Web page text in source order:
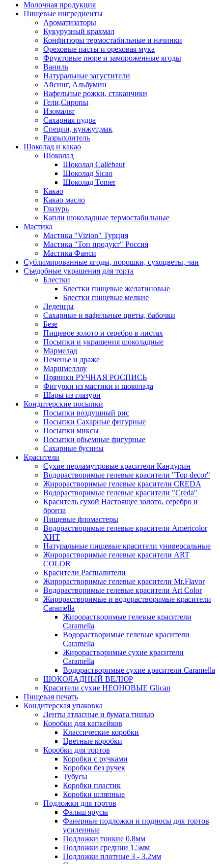
Молочная продукция
Пищевые ингредиенты
Ароматизаторы
Кукурузный крахмал
Конфитюры термостабильные и начинки
Ореховые пасты и ореховая мука
Фруктовые пюре и замороженные ягоды
Ваниль
Натуральные загустители
Айсинг, Альбумин
Вафельные рожки, стаканчики
Гели,Сиропы
Изомальт
Сахарная пудра
Специи, кунжут,мак
Разрыхлитель
Шоколад и какао
Шоколад
Шоколад Callebaut
Шоколад Sicao
Шоколад Tomer
Какао
Какао масло
Глазурь
Капли шоколадные термостабильные
Мастика
Мастика "Vizion" Турция
Мастика "Топ продукт" Россия
Мастика Фанси
Сублимированные ягоды, порошки, сухоцветы, чаи
Съедобные украшения для торта
Блестки
Блестки пищевые желатиновые
Блестки пищевые мелкие
Леденцы
Сахарные и вафельные цветы, бабочки
Безе
Пищевое золото и серебро в листах
Посыпки и украшения шоколадные
Мармелад
Печенье и драже
Маршмеллоу
Пряники РУЧНАЯ РОСПИСЬ
Фигурки из мастики и шоколада
Шары из глазури
Кондитерские посыпки
Посыпки воздушный рис
Посыпки Сахарные фигурные
Посыпки миксы
Посыпки обьемные фигурные
Сахарные бусины
Красители
Сухие перламутровые красители Кандурин
Водорастворимые гелевые красители "Top decor"
Жирорастворимые гелевые красители CREDA
Водорастворимые гелевые красители "Creda"
Краситель сухой Настоящее золото, серебро и
бронза
Пищевые фломастеры
Водорастворимые гелевые красители Americolor
ХИТ
Натуральные пищевые красители универсальные
Жирорастворимые гелевые красители ART
COLOR
Красители Распылители
Жирорастворимые гелевые красители Mr.Flavor
Водорастворимые гелевые красители Art Color
Жирорастворимые и водорастворимые красители
Caramella
Жирорастворимые гелевые красители
Caramella
Водорастворимые гелевые красители
Caramella
Жирорастворимые сухие красители
Caramella
Водорастворимые сухие красители Caramella
ШОКОЛАДНЫЙ ВЕЛЮР
Красители сухие НЕОНОВЫЕ Glican
Пищевая печать
Кондитерская упаковка
Ленты атласные и бумага тишью
Коробки для капкейков
Классические коробки
Цветные коробки
Коробки для тортов
Коробки с ручками
Коробки без ручек
Тубусы
Коробки пластик
Коробки шляпные
Подложки для тортов
Фальш ярусы
Фанерные подложки и подносы для тортов
усиленные
Подложки тонкие 0.8мм
Подложки среднии 1.5мм
Подложки плотные 3 - 3.2мм